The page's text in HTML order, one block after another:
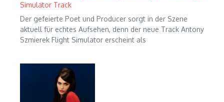
Simulator Track
Der gefeierte Poet und Producer sorgt in der Szene
aktuell für echtes Aufsehen, denn der neue Track Antony
Szmierek Flight Simulator erscheint als